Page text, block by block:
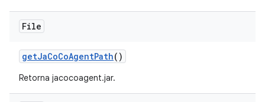
File
getJaCoCoAgentPath()
Retorna jacocoagent.jar.